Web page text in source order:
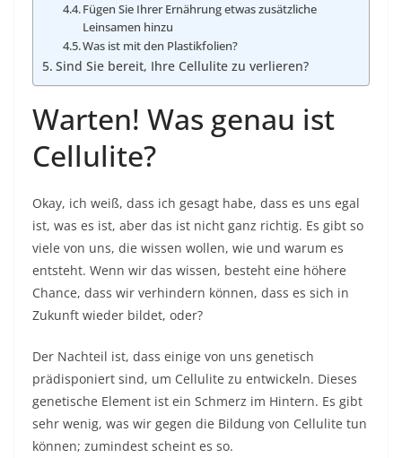
Fügen Sie Ihrer Ernährung etwas zusätzliche
Leinsamen hinzu
Was ist mit den Plastikfolien?
Sind Sie bereit, Ihre Cellulite zu verlieren?
Warten! Was genau ist
Cellulite?
Okay, ich weiß, dass ich gesagt habe, dass es uns egal
ist, was es ist, aber das ist nicht ganz richtig. Es gibt so
viele von uns, die wissen wollen, wie und warum es
entsteht. Wenn wir das wissen, besteht eine höhere
Chance, dass wir verhindern können, dass es sich in
Zukunft wieder bildet, oder?
Der Nachteil ist, dass einige von uns genetisch
prädisponiert sind, um Cellulite zu entwickeln. Dieses
genetische Element ist ein Schmerz im Hintern. Es gibt
sehr wenig, was wir gegen die Bildung von Cellulite tun
können; zumindest scheint es so.